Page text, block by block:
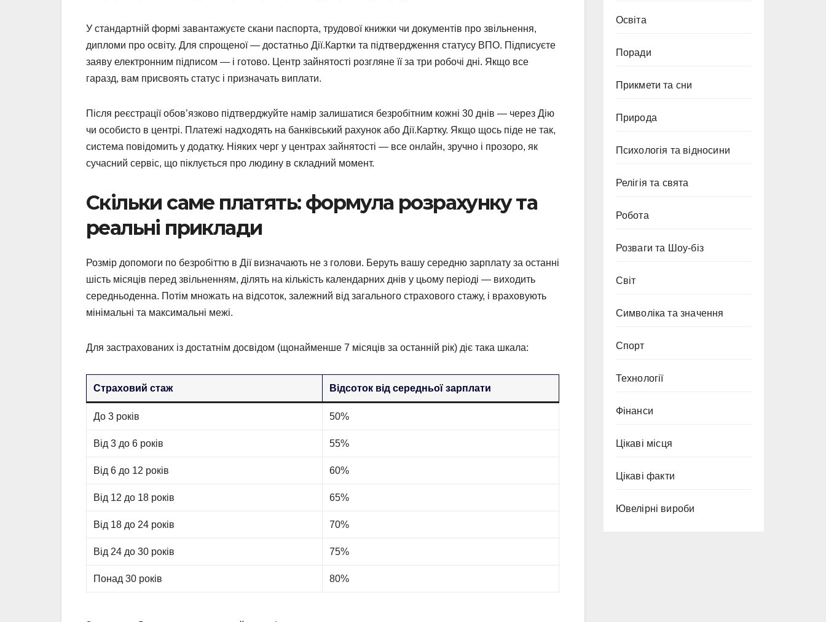
У стандартній формі завантажуєте скани паспорта, трудової книжки чи документів про звільнення,
дипломи про освіту. Для спрощеної — достатньо Дії.Картки та підтвердження статусу ВПО. Підписуєте
заяву електронним підписом — і готово. Центр зайнятості розгляне її за три робочі дні. Якщо все
гаразд, вам присвоять статус і призначать виплати.
Після реєстрації обов’язково підтверджуйте намір залишатися безробітним кожні 30 днів — через Дію
чи особисто в центрі. Платежі надходять на банківський рахунок або Дії.Картку. Якщо щось піде не так,
система повідомить у додатку. Ніяких черг у центрах зайнятості — все онлайн, зручно і прозоро, як
сучасний сервіс, що піклується про людину в складний момент.
Скільки саме платять: формула розрахунку та
реальні приклади
Розмір допомоги по безробіттю в Дії визначають не з голови. Беруть вашу середню зарплату за останні
шість місяців перед звільненням, ділять на кількість календарних днів у цьому періоді — виходить
середньоденна. Потім множать на відсоток, залежний від загального страхового стажу, і враховують
мінімальні та максимальні межі.
Для застрахованих із достатнім досвідом (щонайменше 7 місяців за останній рік) діє така шкала:
Страховий стаж Відсоток від середньої зарплати
До 3 років 50%
Від 3 до 6 років 55%
Від 6 до 12 років 60%
Від 12 до 18 років 65%
Від 18 до 24 років 70%
Від 24 до 30 років 75%
Понад 30 років 80%
Освіта
Поради
Прикмети та сни
Природа
Психологія та відносини
Релігія та свята
Робота
Розваги та Шоу-біз
Світ
Символіка та значення
Спорт
Технології
Фінанси
Цікаві місця
Цікаві факти
Ювелірні вироби